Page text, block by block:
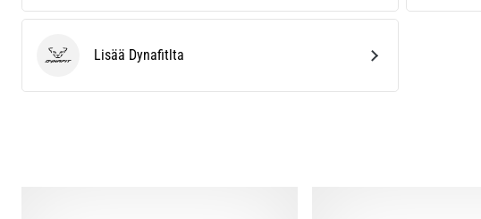
DynafitLisää Dynafitlta